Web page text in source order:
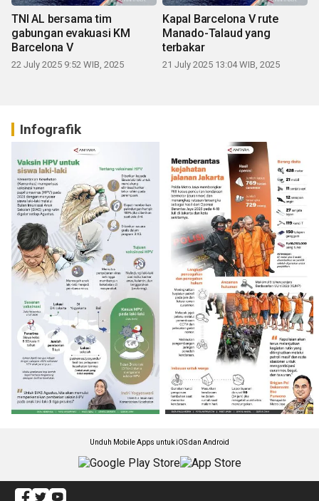
TNI AL bersama tim
gabungan evakuasi KM
Barcelona V
22 July 2025 9:52 WIB, 2025
Kapal Barcelona V rute
Manado-Talaud yang
terbakar
21 July 2025 13:04 WIB, 2025
Infografik
Unduh Mobile Apps untuk iOS dan Android